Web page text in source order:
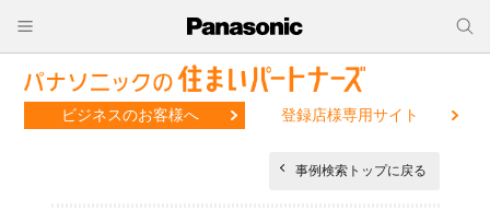
ビジネスのお客様へ 登録店様専用サイト
事例検索トップに戻る